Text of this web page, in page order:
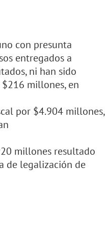
con presunta
entregados a
ni han sido
millones, en
por $4.904 millones,
millones resultado
de legalización de